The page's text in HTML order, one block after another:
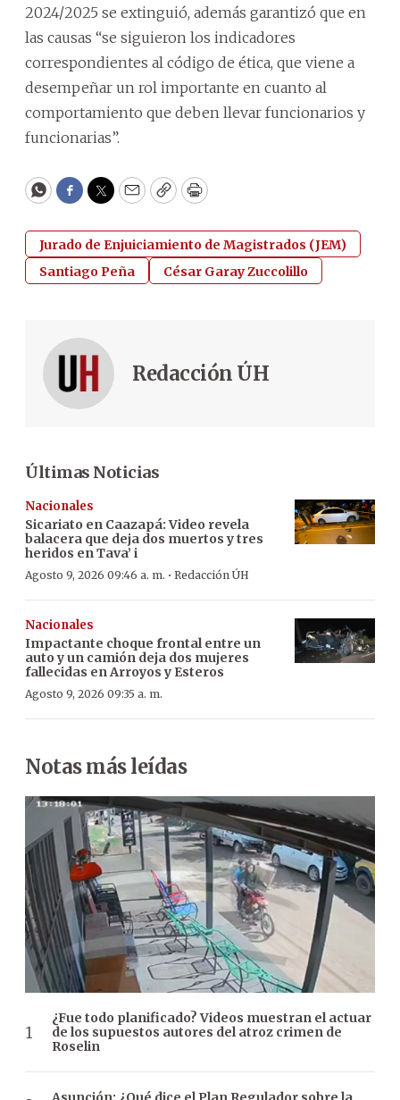
2024/2025 se extinguió, además garantizó que en
las causas “se siguieron los indicadores
correspondientes al código de ética, que viene a
desempeñar un rol importante en cuanto al
comportamiento que deben llevar funcionarios y
funcionarias”.
WhatsApp
Facebook
Twitter
EmailCopyPrint
Jurado de Enjuiciamiento de Magistrados (JEM)
Santiago Peña
César Garay Zuccolillo
Redacción ÚH
Últimas Noticias
Nacionales
Sicariato en Caazapá: Video revela
balacera que deja dos muertos y tres
heridos en Tava’ i
Agosto 9, 2026 09:46 a. m. · Redacción ÚH
Nacionales
Impactante choque frontal entre un
auto y un camión deja dos mujeres
fallecidas en Arroyos y Esteros
Agosto 9, 2026 09:35 a. m.
Notas más leídas
¿Fue todo planificado? Videos muestran el actuar
de los supuestos autores del atroz crimen de
Roselin